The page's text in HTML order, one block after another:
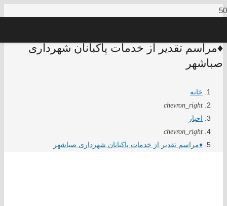
♦️مراسم تقدیر از خدمات پاکبانان شهرداری
صباشهر
خانه
chevron_right
اخبار
chevron_right
♦️مراسم تقدیر از خدمات پاکبانان شهرداری صباشهر